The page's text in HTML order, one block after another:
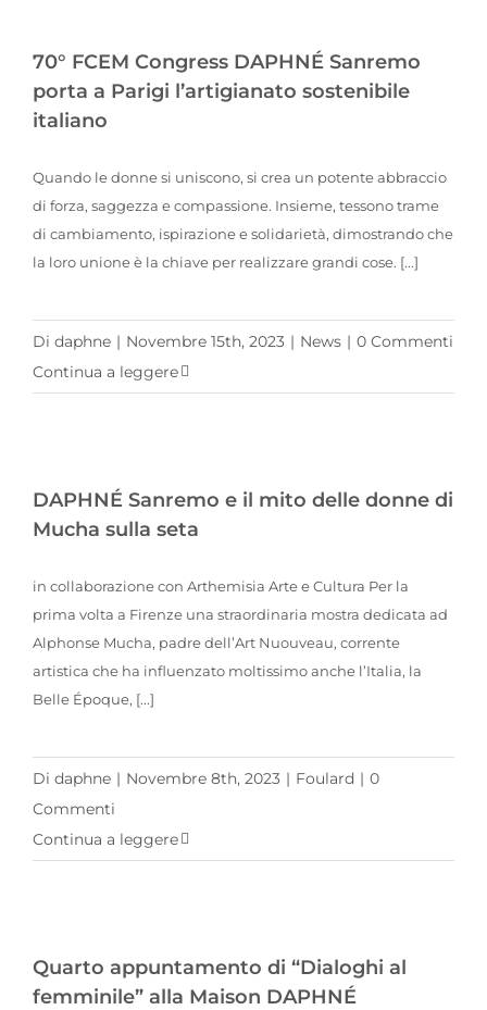
70° FCEM Congress DAPHNÉ Sanremo
porta a Parigi l’artigianato sostenibile
italiano
Quando le donne si uniscono, si crea un potente abbraccio
di forza, saggezza e compassione. Insieme, tessono trame
di cambiamento, ispirazione e solidarietà, dimostrando che
la loro unione è la chiave per realizzare grandi cose. [...]
Di daphne | Novembre 15th, 2023 | News | 0 Commenti
Continua a leggere
DAPHNÉ Sanremo e il mito delle donne di
Mucha sulla seta
in collaborazione con Arthemisia Arte e Cultura Per la
prima volta a Firenze una straordinaria mostra dedicata ad
Alphonse Mucha, padre dell’Art Nuouveau, corrente
artistica che ha influenzato moltissimo anche l’Italia, la
Belle Époque, [...]
Di daphne | Novembre 8th, 2023 | Foulard | 0
Commenti
Continua a leggere
Quarto appuntamento di “Dialoghi al
femminile” alla Maison DAPHNÉ